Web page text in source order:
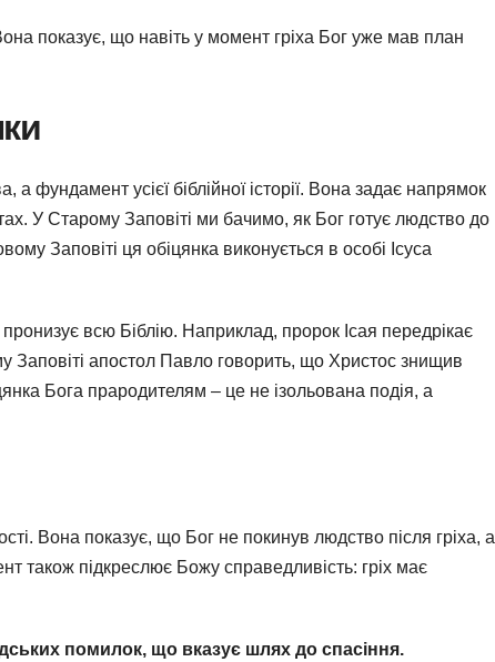
показує, що навіть у момент гріха Бог уже мав план
фундамент усієї біблійної історії. Вона задає напрямок
У Старому Заповіті ми бачимо, як Бог готує людство до
Заповіті ця обіцянка виконується в особі Ісуса
всю Біблію. Наприклад, пророк Ісая передрікає
Заповіті апостол Павло говорить, що Христос знищив
Бога прародителям – це не ізольована подія, а
Вона показує, що Бог не покинув людство після гріха, а
підкреслює Божу справедливість: гріх має
помилок, що вказує шлях до спасіння.